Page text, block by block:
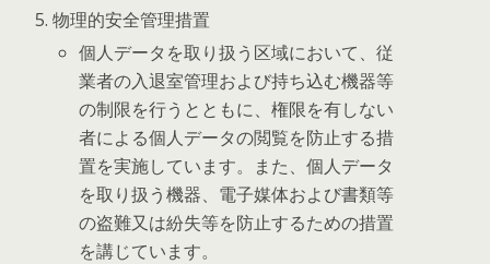
物理的安全管理措置
個人データを取り扱う区域において、従
業者の入退室管理および持ち込む機器等
の制限を行うとともに、権限を有しない
者による個人データの閲覧を防止する措
置を実施しています。また、個人データ
を取り扱う機器、電子媒体および書類等
の盗難又は紛失等を防止するための措置
を講じています。